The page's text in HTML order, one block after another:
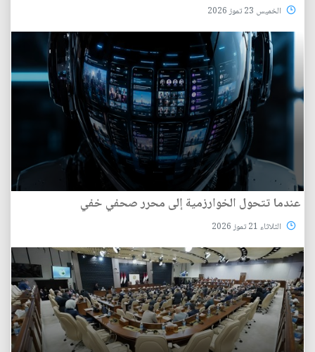
الخميس 23 تموز 2026
عندما تتحول الخوارزمية إلى محرر صحفي خفي
الثلاثاء 21 تموز 2026